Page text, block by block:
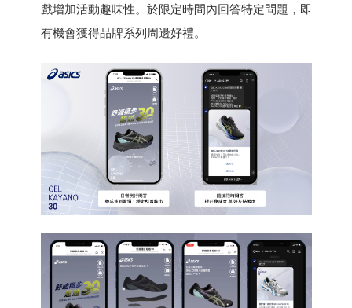
戲增加活動趣味性。於限定時間內回答特定問題，即
有機會獲得品牌系列周邊好禮。